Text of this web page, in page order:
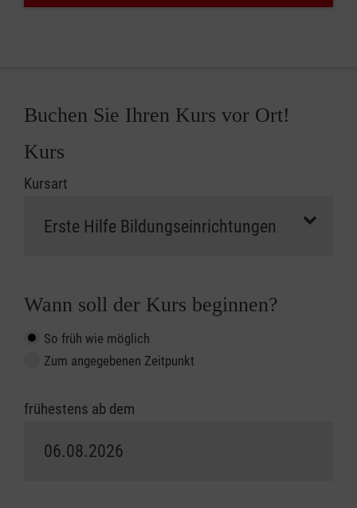
Buchen Sie Ihren Kurs vor Ort!
Kurs
Kursart
Wann soll der Kurs beginnen?
So früh wie möglich
Zum angegebenen Zeitpunkt
frühestens ab dem